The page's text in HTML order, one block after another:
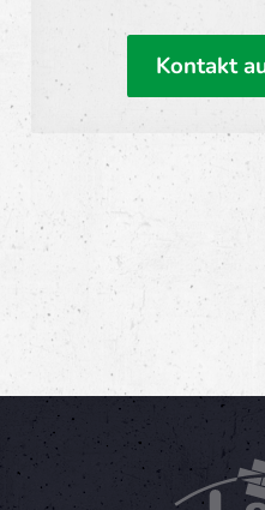
Kontakt